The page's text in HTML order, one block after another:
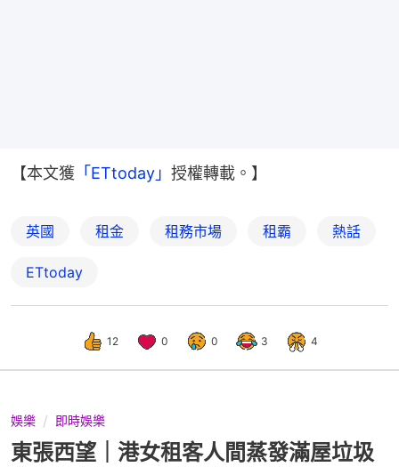
【本文獲 「ETtoday」 授權轉載。】
英國 租金 租務市場 租霸 熱話
ETtoday
12 0 0 3 4
娛樂 即時娛樂
東張西望｜港女租客人間蒸發滿屋垃圾